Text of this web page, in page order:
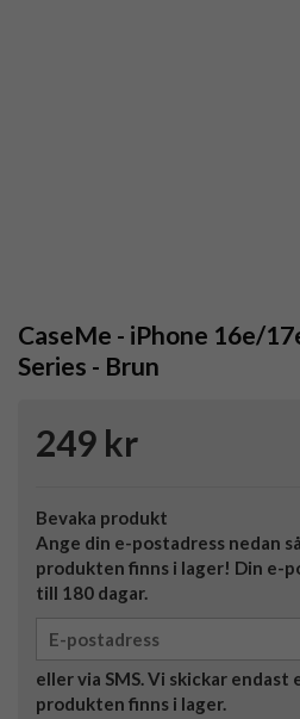
CaseMe - iPhone 16e/
Series - Brun
249 kr
Bevaka produkt
Ange din e-postadress nedan
produkten finns i lager! Din e-
till 180 dagar.
eller via SMS. Vi skickar
produkten finns i lager.